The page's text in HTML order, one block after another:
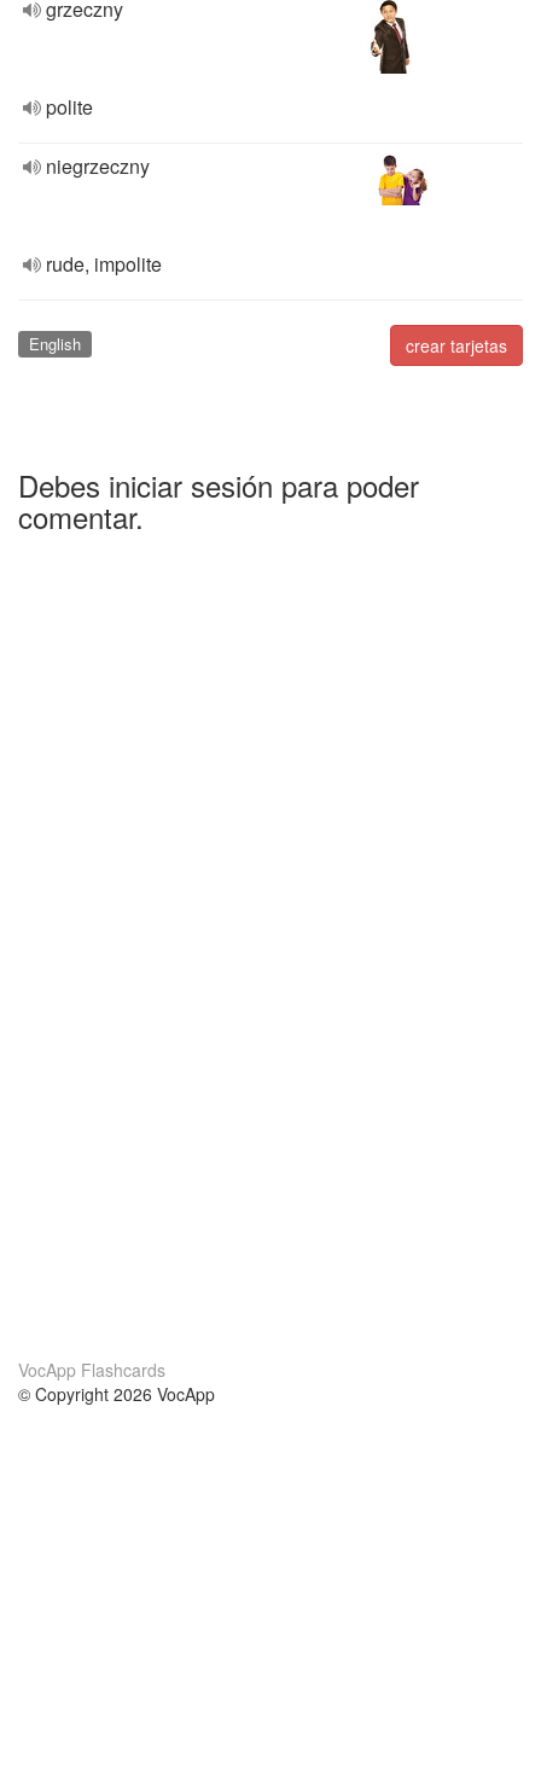
grzeczny
polite
niegrzeczny
rude, impolite
crear tarjetas
English
Debes iniciar sesión para poder
comentar.
VocApp Flashcards
© Copyright 2026 VocApp